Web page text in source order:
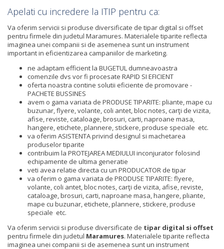
Apelati cu incredere la ITIP pentru ca:
Va oferim servicii si produse diversificate de tipar digital si offset
pentru firmele din judetul Maramures. Materialele tiparite reflecta
imaginea unei companii si de asemenea sunt un instrument
important in eficientizarea campaniilor de marketing.
ne adaptam efficient la BUGETUL dumneavoastra
comenzile dvs vor fi procesate RAPID SI EFICIENT
oferta noastra contine solutii eficiente de promovare -
PACHETE BUSSINES
avem o gama variata de PRODUSE TIPARITE: pliante, mape cu
buzunar, flyere, volante, coli antet, bloc notes, carţi de vizita,
afise, reviste, cataloage, brosuri, carti, naproane masa,
hangere, etichete, plannere, stickere, produse speciale etc.
va oferim ASISTENTA privind designul si machetarea
produselor tiparite
contribuim la PROTEJAREA MEDIULUI inconjurator folosind
echipamente de ultima generatie
veti avea relatie directa cu un PRODUCATOR de tipar
va oferim o gama variata de PRODUSE TIPARITE: flyere,
volante, coli antet, bloc notes, carţi de vizita, afise, reviste,
cataloage, brosuri, carti, naproane masa, hangere, pliante,
mape cu buzunar, etichete, plannere, stickere, produse
speciale etc.
Va oferim servicii si produse diversificate de tipar digital si offset
pentru firmele din judetul Maramures. Materialele tiparite reflecta
imaginea unei companii si de asemenea sunt un instrument